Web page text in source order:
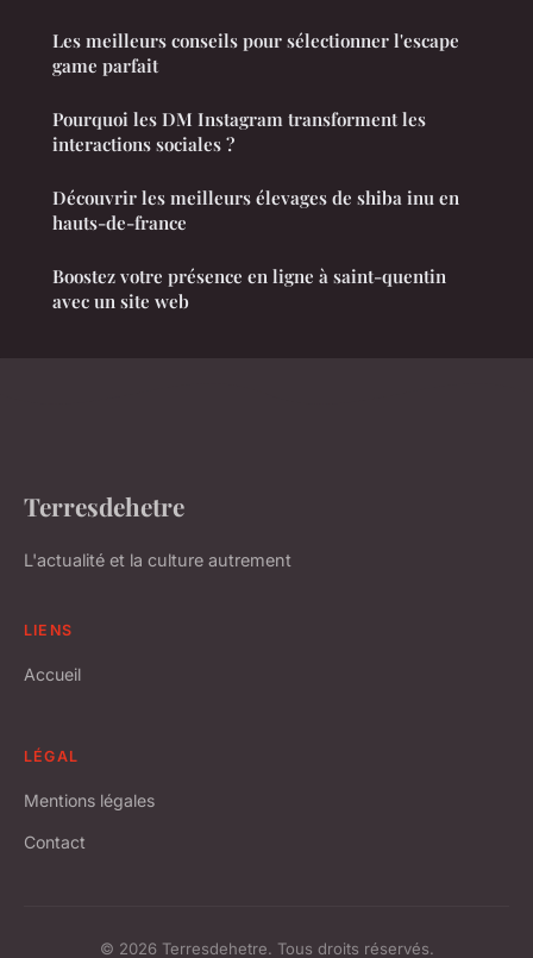
Les meilleurs conseils pour sélectionner l'escape
game parfait
Pourquoi les DM Instagram transforment les
interactions sociales ?
Découvrir les meilleurs élevages de shiba inu en
hauts-de-france
Boostez votre présence en ligne à saint-quentin
avec un site web
Terresdehetre
L'actualité et la culture autrement
LIENS
Accueil
LÉGAL
Mentions légales
Contact
© 2026 Terresdehetre. Tous droits réservés.